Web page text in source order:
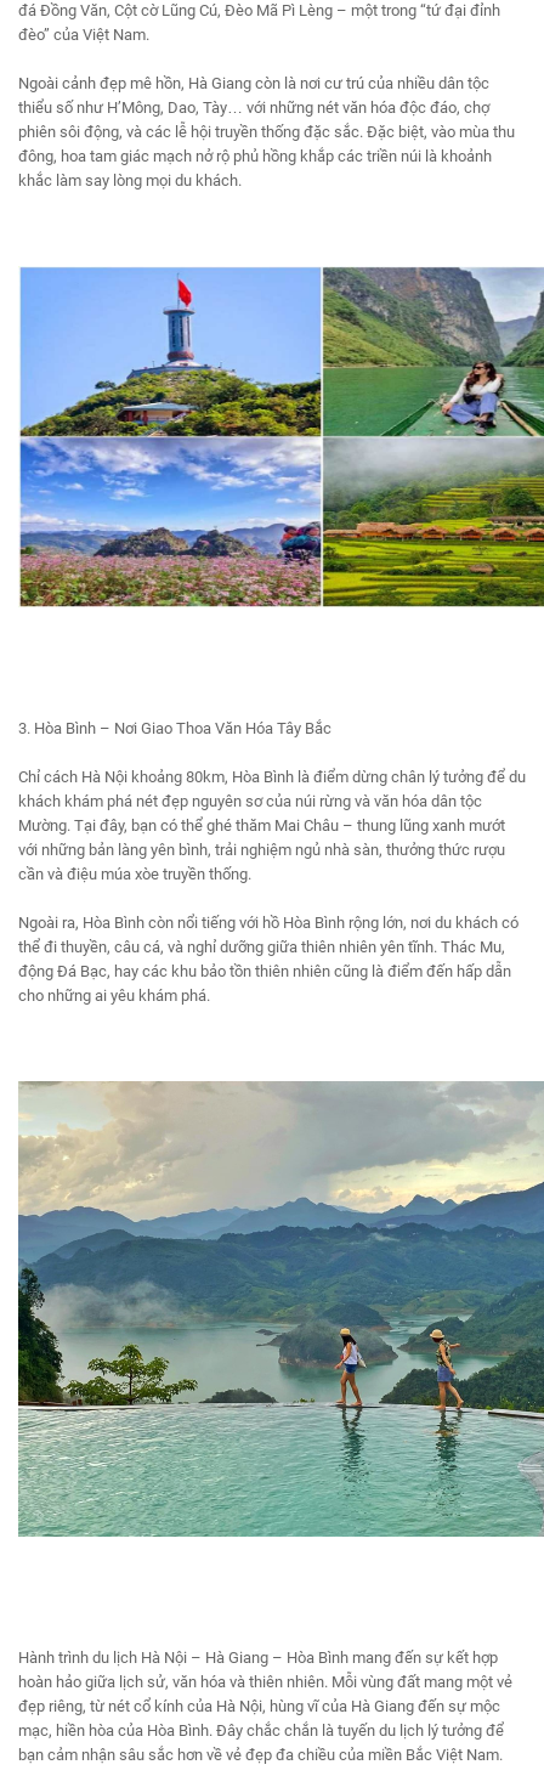
đá Đồng Văn, Cột cờ Lũng Cú, Đèo Mã Pì Lèng – một trong “tứ đại đỉnh
đèo” của Việt Nam.
Ngoài cảnh đẹp mê hồn, Hà Giang còn là nơi cư trú của nhiều dân tộc
thiểu số như H’Mông, Dao, Tày… với những nét văn hóa độc đáo, chợ
phiên sôi động, và các lễ hội truyền thống đặc sắc. Đặc biệt, vào mùa thu
đông, hoa tam giác mạch nở rộ phủ hồng khắp các triền núi là khoảnh
khắc làm say lòng mọi du khách.
3. Hòa Bình – Nơi Giao Thoa Văn Hóa Tây Bắc
Chỉ cách Hà Nội khoảng 80km, Hòa Bình là điểm dừng chân lý tưởng để du
khách khám phá nét đẹp nguyên sơ của núi rừng và văn hóa dân tộc
Mường. Tại đây, bạn có thể ghé thăm Mai Châu – thung lũng xanh mướt
với những bản làng yên bình, trải nghiệm ngủ nhà sàn, thưởng thức rượu
cần và điệu múa xòe truyền thống.
Ngoài ra, Hòa Bình còn nổi tiếng với hồ Hòa Bình rộng lớn, nơi du khách có
thể đi thuyền, câu cá, và nghỉ dưỡng giữa thiên nhiên yên tĩnh. Thác Mu,
động Đá Bạc, hay các khu bảo tồn thiên nhiên cũng là điểm đến hấp dẫn
cho những ai yêu khám phá.
Hành trình du lịch Hà Nội – Hà Giang – Hòa Bình mang đến sự kết hợp
hoàn hảo giữa lịch sử, văn hóa và thiên nhiên. Mỗi vùng đất mang một vẻ
đẹp riêng, từ nét cổ kính của Hà Nội, hùng vĩ của Hà Giang đến sự mộc
mạc, hiền hòa của Hòa Bình. Đây chắc chắn là tuyến du lịch lý tưởng để
bạn cảm nhận sâu sắc hơn về vẻ đẹp đa chiều của miền Bắc Việt Nam.